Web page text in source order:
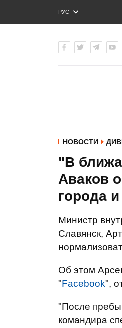
РУС
ENG
НОВОСТИ
"В
Аваков
города
Министр
Славянск,
Об этом
"Facebook",
"После
командира